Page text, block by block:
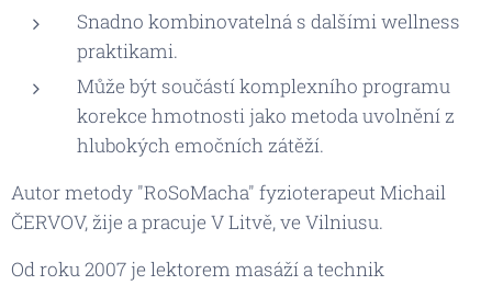
Snadno kombinovatelná s dalšími wellness
praktikami.
Může být součástí komplexního programu
korekce hmotnosti jako metoda uvolnění z
hlubokých emočních zátěží.
Autor metody "RoSoMacha" fyzioterapeut Michail
ČERVOV, žije a pracuje V Litvě, ve Vilniusu.
Od roku 2007 je lektorem masáží a technik